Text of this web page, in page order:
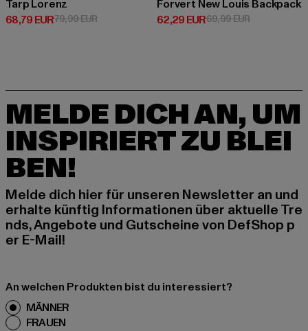
Tarp Lorenz
68,79 EUR
Derzeitiger Preis: 68,79 EUR
79,99 EURAktionspreis: 79,99 EUR
Forvert New Louis Backpack
62,29 EUR
Derzeitiger Preis: 62,29 EUR
69,99 EURAktionspreis:
MELDE DICH AN, UM
INSPIRIERT ZU BLEI
BEN!
Melde dich hier für unseren Newsletter an und
erhalte künftig Informationen über aktuelle Tre
nds, Angebote und Gutscheine von DefShop p
er E-Mail!
An welchen Produkten bist du interessiert?
MÄNNER
FRAUEN